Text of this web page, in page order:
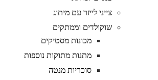
צייני לייזר עם מיתוג
שוקולדים וממתקים
מכונות מסטיקים
מתנות מתוקות נוספות
סוכריות מנטה